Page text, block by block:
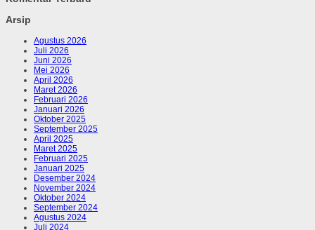
Arsip
Agustus 2026
Juli 2026
Juni 2026
Mei 2026
April 2026
Maret 2026
Februari 2026
Januari 2026
Oktober 2025
September 2025
April 2025
Maret 2025
Februari 2025
Januari 2025
Desember 2024
November 2024
Oktober 2024
September 2024
Agustus 2024
Juli 2024